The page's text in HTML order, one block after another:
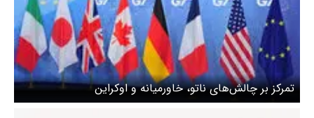
تمرکز بر چالش‌های ناتو، خاورمیانه و اوکراین